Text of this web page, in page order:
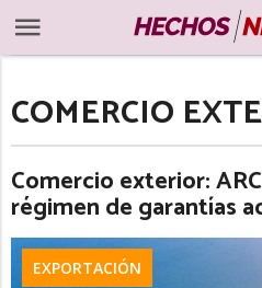
COMERCIO
Comercio exterior:
régimen de garantías
EXPORTACIÓN